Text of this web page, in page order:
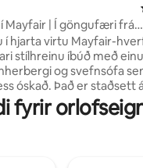
197 umsagnir
Mayfair | Í göngufæri frá
höll
í hjarta virtu Mayfair-
stílhreinu íbúð með einu
og svefnsófa
óskað. Það er staðsett
með stiga) og er aðeins
göngufjarlægð frá
fyrir